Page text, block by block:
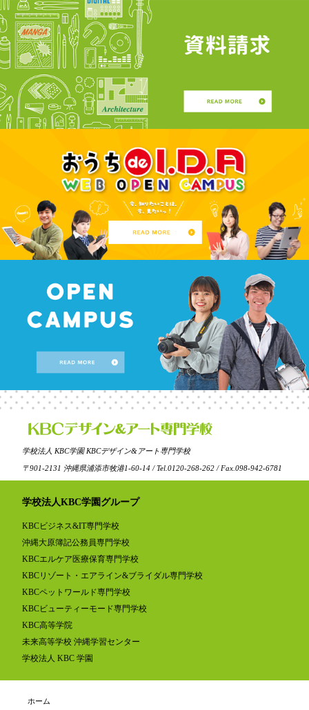
学校法人 KBC学園 KBCデザイン&アート専門学校
〒901-2131 沖縄県浦添市牧港1-60-14 / Tel.0120-268-262 / Fax.098-942-6781
学校法人KBC学園グループ
KBCビジネス&IT専門学校
沖縄大原簿記公務員専門学校
KBCエルケア医療保育専門学校
KBCリゾート・エアライン&ブライダル専門学校
KBCペットワールド専門学校
KBCビューティーモード専門学校
KBC高等学院
未来高等学校 沖縄学習センター
学校法人 KBC 学園
ホーム